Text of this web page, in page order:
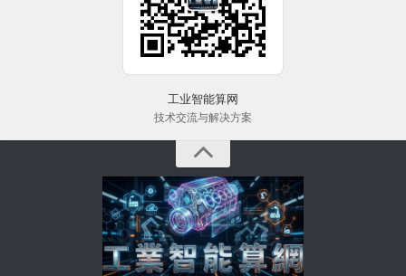
工业智能算网
技术交流与解决方案